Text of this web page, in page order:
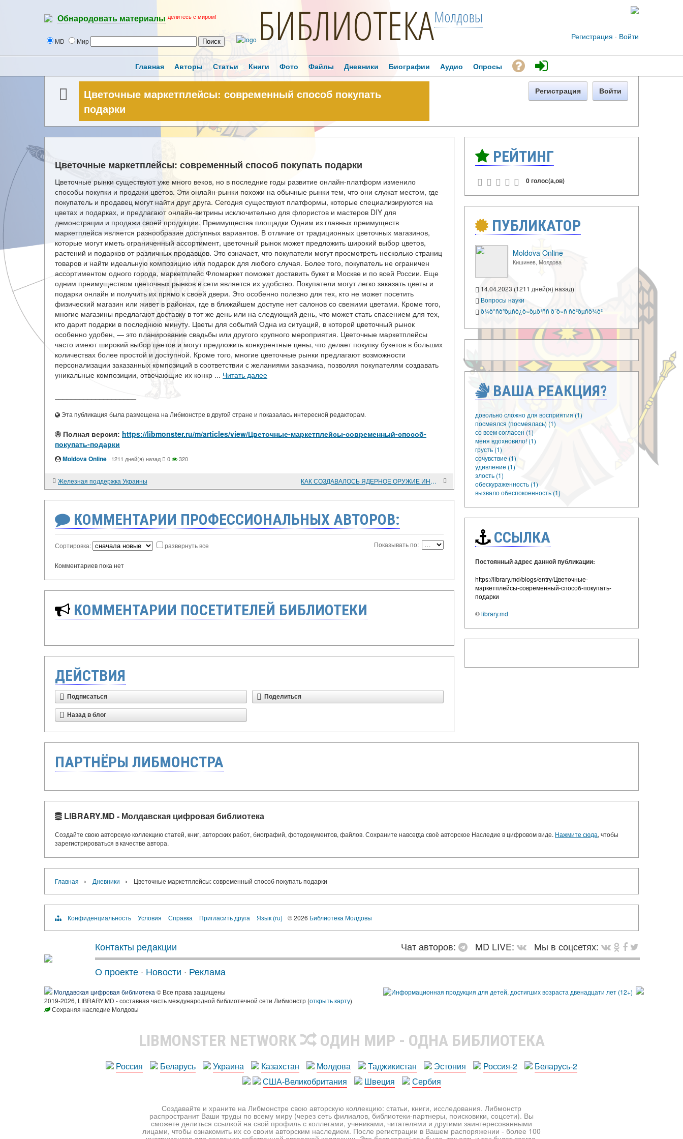
Обнародовать материалы делитесь с миром!
MD Мир БИБЛИОТЕКАМолдовы
Регистрация · Войти
Главная Авторы Статьи Книги Фото Файлы Дневники Биографии Аудио Опросы
Цветочные маркетплейсы: современный способ покупать
подарки
Регистрация Войти
Цветочные маркетплейсы: современный способ покупать подарки
Цветочные рынки существуют уже много веков, но в последние годы развитие онлайн-платформ изменило
способы покупки и продажи цветов. Эти онлайн-рынки похожи на обычные рынки тем, что они служат местом, где
покупатель и продавец могут найти друг друга. Сегодня существуют платформы, которые специализируются на
цветах и подарках, и предлагают онлайн-витрины исключительно для флористов и мастеров DIY для
демонстрации и продажи своей продукции. Преимущества площадки Одним из главных преимуществ
маркетплейса является разнообразие доступных вариантов. В отличие от традиционных цветочных магазинов,
которые могут иметь ограниченный ассортимент, цветочный рынок может предложить широкий выбор цветов,
растений и подарков от различных продавцов. Это означает, что покупатели могут просмотреть несколько страниц
товаров и найти идеальную композицию или подарок для любого случая. Более того, покупатель не ограничен
ассортиментом одного города, маркетплейс Фломаркет поможет доставить букет в Москве и по всей России. Еще
одним преимуществом цветочных рынков в сети является их удобство. Покупатели могут легко заказать цветы и
подарки онлайн и получить их прямо к своей двери. Это особенно полезно для тех, кто не может посетить
физический магазин или живет в районах, где в ближайшем доступе нет салонов со свежими цветами. Кроме того,
многие магазины предлагают доставку в тот же день или на следующий день, что может стать спасением для тех,
кто дарит подарки в последнюю минуту. Цветы для событий Одна из ситуаций, в которой цветочный рынок
особенно удобен, — это планирование свадьбы или другого крупного мероприятия. Цветочные маркетплейсы
часто имеют широкий выбор цветов и могут предложить конкурентные цены, что делает покупку букетов в больших
количествах более простой и доступной. Кроме того, многие цветочные рынки предлагают возможности
персонализации заказанных композиций в соответствии с желаниями заказчика, позволяя покупателям создавать
уникальные композиции, отвечающие их конкр ... Читать далее
Эта публикация была размещена на Либмонстре в другой стране и показалась интересной редакторам.
Полная версия: https://libmonster.ru/m/articles/view/Цветочные-маркетплейсы-современный-способ-
покупать-подарки
Moldova Online · 1211 дней(я) назад 0 320
Железная поддержка Украины КАК СОЗДАВАЛОСЬ ЯДЕРНОЕ ОРУЖИЕ ИНДИИ (3)
КОММЕНТАРИИ ПРОФЕССИОНАЛЬНЫХ АВТОРОВ:
Сортировка: развернуть все Показывать по:
Комментариев пока нет
КОММЕНТАРИИ ПОСЕТИТЕЛЕЙ БИБЛИОТЕКИ
ДЕЙСТВИЯ
Подписаться Поделиться
Назад в блог
РЕЙТИНГ
0 голос(а,ов)
ПУБЛИКАТОР
Moldova Online
Кишинев, Молдова
14.04.2023 (1211 дней(я) назад)
Вопросы науки
ð¼ð°ñðºðµñð¿ð»ðµð¹ññ ð´ð»ñ ñð²ðµñð¾ð²
ВАША РЕАКЦИЯ?
довольно сложно для восприятия (1)
посмеялся (посмеялась) (1)
со всем согласен (1)
меня вдохновило! (1)
грусть (1)
сочувствие (1)
удивление (1)
злость (1)
обескураженность (1)
вызвало обеспокоенность (1)
ССЫЛКА
Постоянный адрес данной публикации:
https://library.md/blogs/entry/Цветочные-
маркетплейсы-современный-способ-покупать-
подарки
©library.md
ПАРТНЁРЫ ЛИБМОНСТРА
LIBRARY.MD - Молдавская цифровая библиотека
Создайте свою авторскую коллекцию статей, книг, авторских работ, биографий, фотодокументов, файлов. Сохраните навсегда своё авторское Наследие в цифровом виде. Нажмите сюда, чтобы
зарегистрироваться в качестве автора.
Главная › Дневники › Цветочные маркетплейсы: современный способ покупать подарки
Конфиденциальность Условия Справка Пригласить друга Язык (ru) © 2026 Библиотека Молдовы
Контакты редакции Чат авторов: MD LIVE:
Мы в соцсетях:
О проекте · Новости · Реклама
Молдавская цифровая библиотека © Все права защищены
2019-2026, LIBRARY.MD - составная часть международной библиотечной сети Либмонстр (открыть карту)
Сохраняя наследие Молдовы
LIBMONSTER NETWORK ОДИН МИР - ОДНА БИБЛИОТЕКА
Россия Беларусь Украина Казахстан Молдова Таджикистан Эстония Россия-2
Беларусь-2
США-Великобритания
Швеция Сербия
Создавайте и храните на Либмонстре свою авторскую коллекцию: статьи, книги, исследования. Либмонстр
распространит Ваши труды по всему миру (через сеть филиалов, библиотеки-партнеры, поисковики, соцсети). Вы
сможете делиться ссылкой на свой профиль с коллегами, учениками, читателями и другими заинтересованными
лицами, чтобы ознакомить их со своим авторским наследием. После регистрации в Вашем распоряжении - более 100